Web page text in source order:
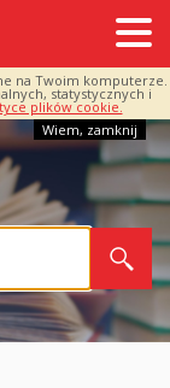
na Twoim komputerze.
statystycznych i
plików cookie.
Wiem, zamknij